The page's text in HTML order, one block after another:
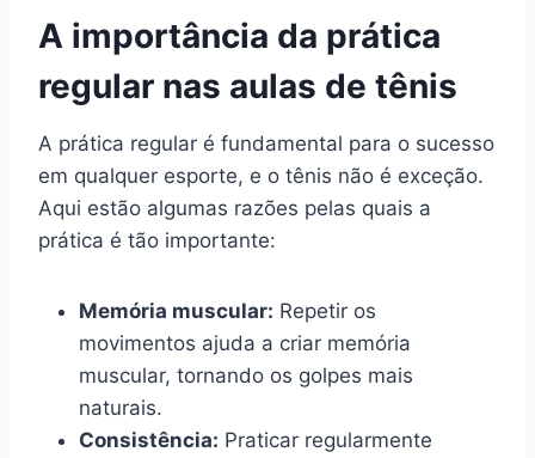
A importância da prática
regular nas aulas de tênis
A prática regular é fundamental para o sucesso
em qualquer esporte, e o tênis não é exceção.
Aqui estão algumas razões pelas quais a
prática é tão importante:
Memória muscular: Repetir os
movimentos ajuda a criar memória
muscular, tornando os golpes mais
naturais.
Consistência: Praticar regularmente